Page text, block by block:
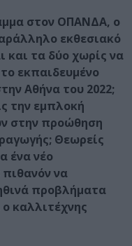
στον ΟΠΑΝΔΑ, ο
εκθεσιακό
και τα δύο χωρίς να
εκπαιδευμένο
Αθήνα του 2022;
την εμπλοκή
στην προώθηση
Θεωρείς
ένα νέο
να
προβλήματα
καλλιτέχνης